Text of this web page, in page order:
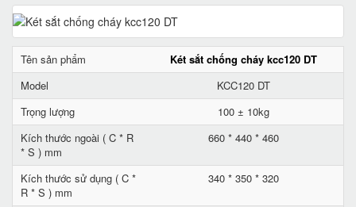
Tên sản phẩm
Két sắt chống cháy kcc120 DT
Model
KCC120 DT
Trọng lượng
100 ± 10kg
Kích thước ngoài ( C * R
* S ) mm
660 * 440 * 460
Kích thước sử dụng ( C *
R * S ) mm
340 * 350 * 320